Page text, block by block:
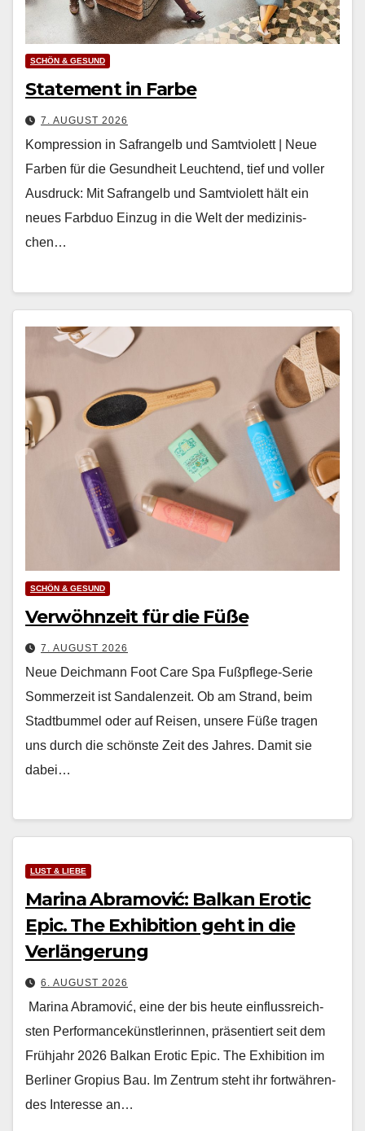
SCHÖN & GESUND
Statement in Farbe
7. AUGUST 2026
Kompression in Safrangelb und Samtviolett | Neue
Farben für die Gesundheit Leuch­t­end, tief und voller
Aus­druck: Mit Safrangelb und Samtvi­o­lett hält ein
neues Farb­duo Einzug in die Welt der medi­zinis­
chen…
SCHÖN & GESUND
Verwöhnzeit für die Füße
7. AUGUST 2026
Neue Deichmann Foot Care Spa Fußpflege-Serie
Som­merzeit ist San­dalen­zeit. Ob am Strand, beim
Stadt­bum­mel oder auf Reisen, unsere Füße tra­gen
uns durch die schön­ste Zeit des Jahres. Damit sie
dabei…
LUST & LIEBE
Marina Abramović: Balkan Erotic
Epic. The Exhibition geht in die
Verlängerung
6. AUGUST 2026
Mari­na Abramović, eine der bis heute ein­flussre­ich­
sten Per­for­mancekün­st­lerin­nen, präsen­tiert seit dem
Früh­jahr 2026 Balkan Erot­ic Epic. The Exhi­bi­tion im
Berlin­er Gropius Bau. Im Zen­trum ste­ht ihr fortwähren­
des Inter­esse an…